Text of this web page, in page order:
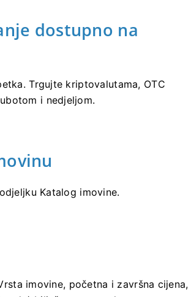
dostupno na
Trgujte kriptovalutama, OTC
i nedjeljom.
Katalog imovine.
imovine, početna i završna cijena,